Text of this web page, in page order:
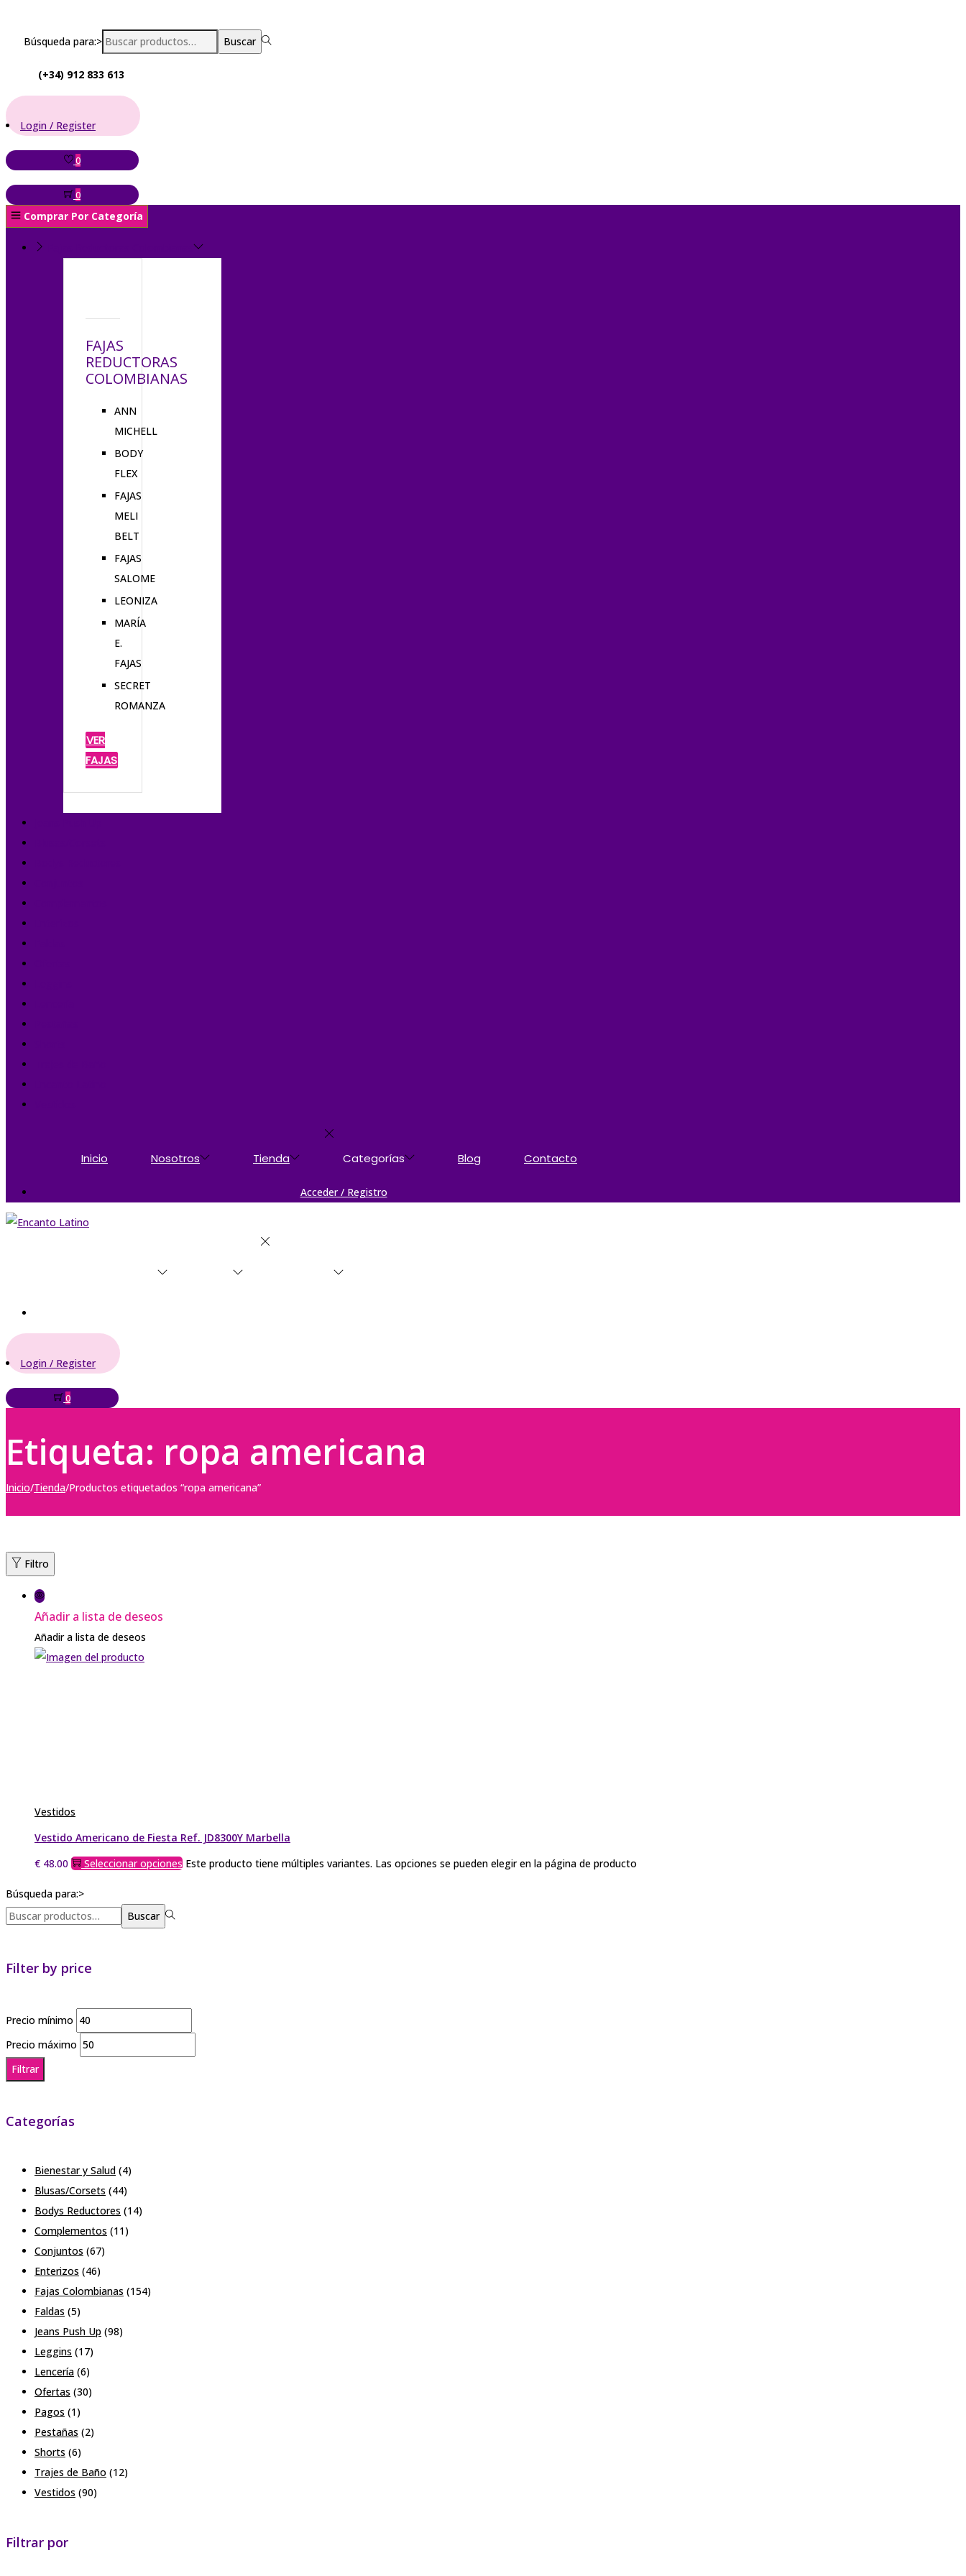
Búsqueda para:> Buscar
(+34) 912 833 613
Login / Register
0
0
Comprar Por Categoría
FAJAS
REDUCTORAS
COLOMBIANAS
ANN
MICHELL
BODY
FLEX
FAJAS
MELI
BELT
FAJAS
SALOME
LEONIZA
MARÍA
E.
FAJAS
SECRET
ROMANZA
VER
FAJAS
Inicio Nosotros Tienda Categorías Blog Contacto
Acceder / Registro
Login / Register
0
Etiqueta: ropa americana
Inicio/Tienda/Productos etiquetados “ropa americana”
Filtro
Añadir a lista de deseos
Añadir a lista de deseos
Vestidos
Vestido Americano de Fiesta Ref. JD8300Y Marbella
€ 48.00 Seleccionar opciones Este producto tiene múltiples variantes. Las opciones se pueden elegir en la página de producto
Búsqueda para:>
Buscar
Filter by price
Precio mínimo
Precio máximo
Filtrar
Categorías
Bienestar y Salud (4)
Blusas/Corsets (44)
Bodys Reductores (14)
Complementos (11)
Conjuntos (67)
Enterizos (46)
Fajas Colombianas (154)
Faldas (5)
Jeans Push Up (98)
Leggins (17)
Lencería (6)
Ofertas (30)
Pagos (1)
Pestañas (2)
Shorts (6)
Trajes de Baño (12)
Vestidos (90)
Filtrar por